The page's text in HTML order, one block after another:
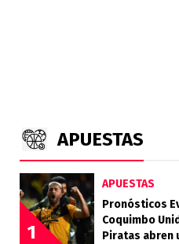
APUESTAS
1
APUESTAS
Pronósticos
Coquimbo
Piratas abren